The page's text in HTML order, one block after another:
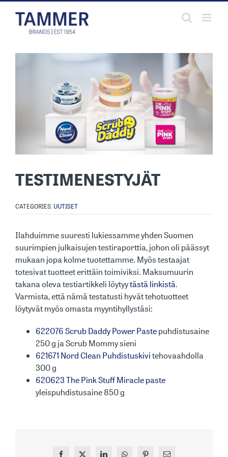
TESTIMENESTYJÄT
CATEGORIES: UUTISET
Ilahduimme suuresti lukiessamme yhden Suomen
suurimpien julkaisujen testiraporttia, johon oli päässyt
mukaan jopa kolme tuotettamme. Myös testaajat
totesivat tuotteet erittäin toimiviksi. Maksumuurin
takana oleva testiartikkeli löytyytästä linkistä.
Varmista, että nämä testatusti hyvät tehotuotteet
löytyvät myös omasta myyntihyllystäsi:
622076 Scrub Daddy Power Pastepuhdistusaine
250 g ja Scrub Mommy sieni
621671 Nord Clean Puhdistuskivitehovaahdolla
300 g
620623 The Pink Stuff Miracle paste
yleispuhdistusaine 850 g